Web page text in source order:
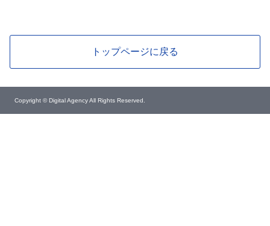
トップページに戻る
Copyright © Digital Agency All Rights Reserved.